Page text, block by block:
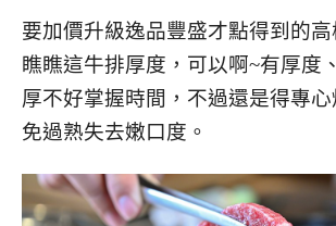
要加價升級逸品豐盛才點得到的高
瞧瞧這牛排厚度，可以啊~有厚度
厚不好掌握時間，不過還是得專
免過熟失去嫩口度。